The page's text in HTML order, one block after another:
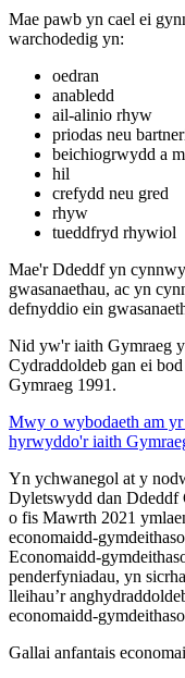
Mae pawb yn cael ei
warchodedig yn:
oedran
anabledd
ail-alinio rhyw
priodas neu
beichiogrwydd a
hil
crefydd neu gred
rhyw
tueddfryd rhywiol
Mae'r Ddeddf yn
gwasanaethau, ac yn
defnyddio ein
Nid yw'r iaith Gymraeg
Cydraddoldeb gan ei
Gymraeg 1991.
Mwy o wybodaeth am
hyrwyddo'r iaith
Yn ychwanegol at y
Dyletswydd dan Ddeddf
o fis Mawrth 2021
economaidd-
Economaidd-
penderfyniadau, yn
lleihau’r
economaidd-
Gallai anfantais